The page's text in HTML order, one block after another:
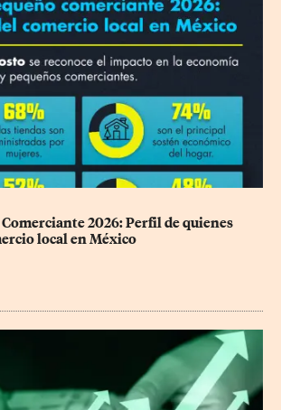
2026: Perfil de quienes
local en México